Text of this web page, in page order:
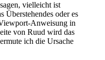
vielleicht ist
Überstehendes oder es
Anweisung in
von Ruud wird das
ich die Ursache